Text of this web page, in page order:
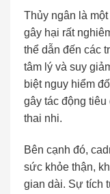
Thủy ngân là
gây hại rất
thể dẫn đến các
tâm lý và suy
biệt nguy hiểm
gây tác động
thai nhi.
Bên cạnh đó,
sức khỏe thận,
gian dài. Sự tích